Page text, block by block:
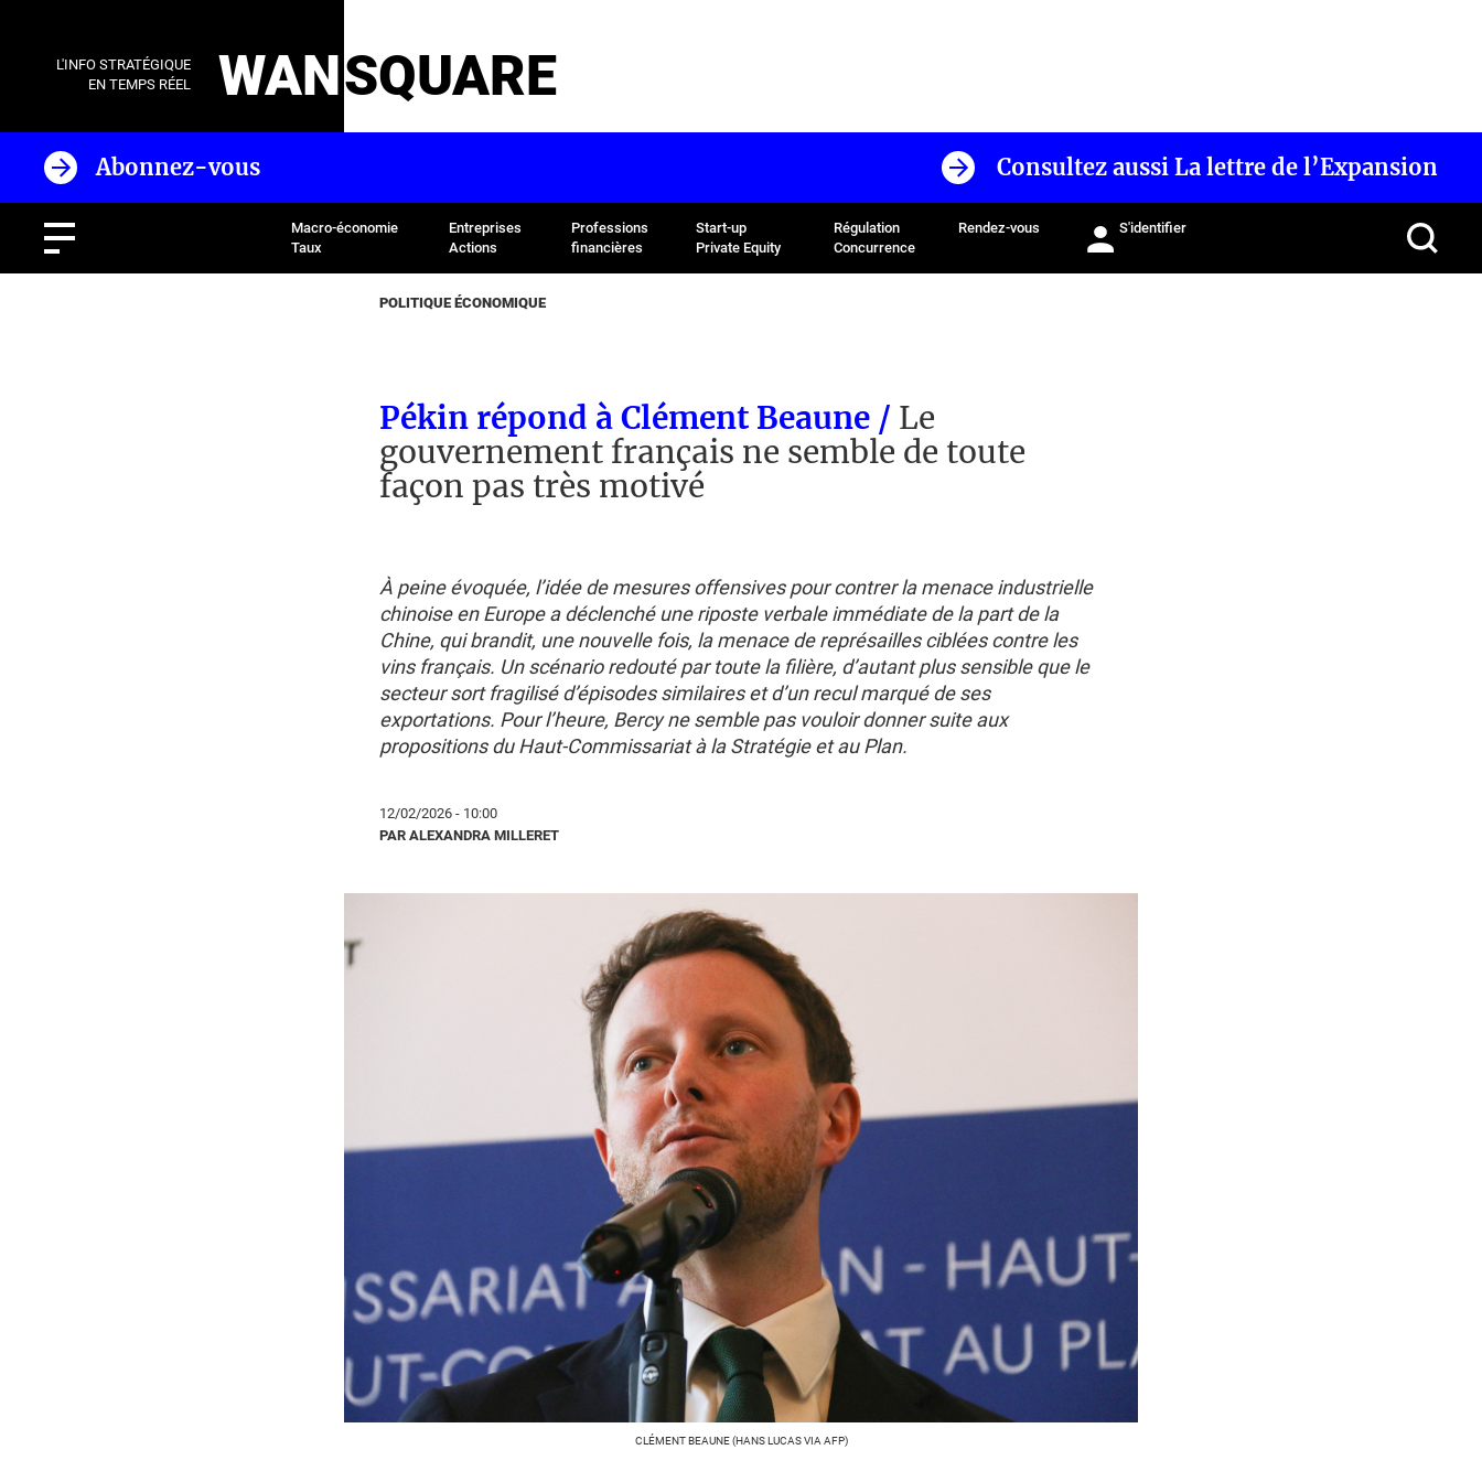
L'INFO STRATÉGIQUE
EN TEMPS RÉEL
WANSQUARE
Abonnez-vous Consultez aussi La lettre de l’Expansion
Macro-économie
Taux
Entreprises
Actions
Professions
financières
Start-up
Private Equity
Régulation
Concurrence
Rendez-vous S'identifier
POLITIQUE ÉCONOMIQUE
Pékin répond à Clément Beaune / Le
gouvernement français ne semble de toute
façon pas très motivé
À peine évoquée, l’idée de mesures offensives pour contrer la menace industrielle
chinoise en Europe a déclenché une riposte verbale immédiate de la part de la
Chine, qui brandit, une nouvelle fois, la menace de représailles ciblées contre les
vins français. Un scénario redouté par toute la filière, d’autant plus sensible que le
secteur sort fragilisé d’épisodes similaires et d’un recul marqué de ses
exportations. Pour l’heure, Bercy ne semble pas vouloir donner suite aux
propositions du Haut-Commissariat à la Stratégie et au Plan.
12/02/2026 - 10:00
PAR ALEXANDRA MILLERET
CLÉMENT BEAUNE (HANS LUCAS VIA AFP)